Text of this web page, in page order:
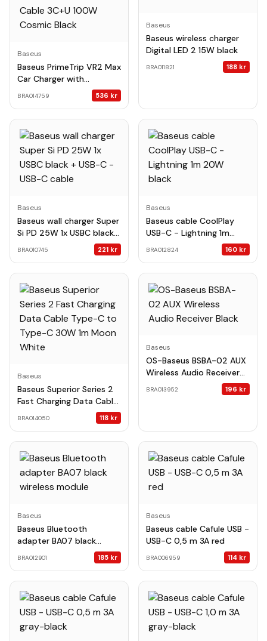
Baseus
Baseus PrimeTrip VR2 Max
Car Charger with
Retractable Cable 3C+U
100W Cosmic Black
BRA014759 536 kr
Baseus
Baseus wireless charger
Digital LED 2 15W black
BRA011821 188 kr
Baseus
Baseus wall charger Super
Si PD 25W 1x USBC black +
USB-C - USB-C cable
BRA010745 221 kr
Baseus
Baseus cable CoolPlay
USB-C - Lightning 1m
BRA012824 160 kr
Baseus
Baseus Superior Series 2
Fast Charging Data Cable
Type-C to Type-C 30W
BRA014050 118 kr
Baseus
OS-Baseus BSBA-02 AUX
Wireless Audio Receiver
BRA013952 196 kr
Baseus
Baseus Bluetooth
adapter BA07 black
BRA012901 185 kr
Baseus
Baseus cable Cafule USB -
USB-C 0,5 m 3A red
BRA006959 114 kr